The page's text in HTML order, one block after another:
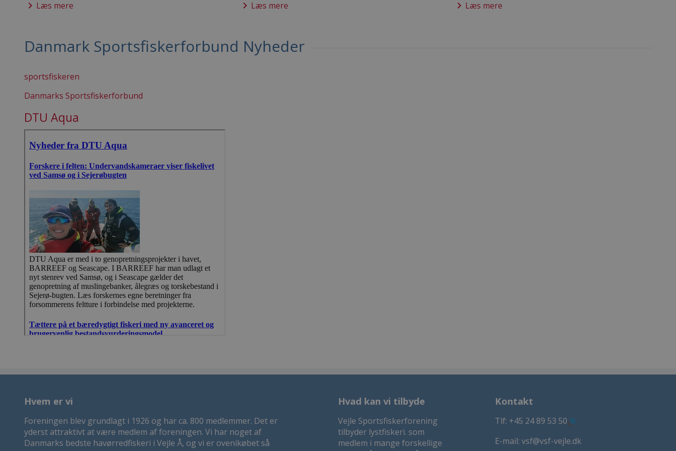
keyboard_arrow_right Læs mere keyboard_arrow_right Læs mere keyboard_arrow_right Læs mere
Danmark Sportsfiskerforbund Nyheder
sportsfiskeren
Danmarks Sportsfiskerforbund
DTU Aqua
Hvem er vi
Foreningen blev grundlagt i 1926 og har ca. 800 medlemmer. Det er
yderst attraktivt at være medlem af foreningen. Vi har noget af
Danmarks bedste havørredfiskeri i Vejle Å, og vi er ovenikøbet så
Hvad kan vi tilbyde
Vejle Sportsfiskerforening
tilbyder lystfiskeri. som
medlem i mange forskellige
Kontakt
Tlf: +45 24 89 53 50
E-mail: vsf@vsf-vejle.dk